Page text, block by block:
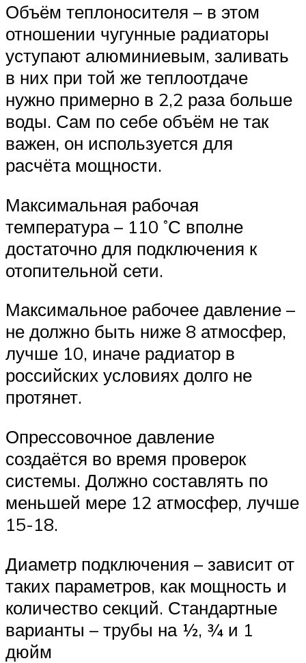
Объём теплоносителя – в этом
отношении чугунные радиаторы
уступают алюминиевым, заливать
в них при той же теплоотдаче
нужно примерно в 2,2 раза больше
воды. Сам по себе объём не так
важен, он используется для
расчёта мощности.
Максимальная рабочая
температура – 110 ˚С вполне
достаточно для подключения к
отопительной сети.
Максимальное рабочее давление –
не должно быть ниже 8 атмосфер,
лучше 10, иначе радиатор в
российских условиях долго не
протянет.
Опрессовочное давление
создаётся во время проверок
системы. Должно составлять по
меньшей мере 12 атмосфер, лучше
15-18.
Диаметр подключения – зависит от
таких параметров, как мощность и
количество секций. Стандартные
варианты – трубы на ½, ¾ и 1
дюйм